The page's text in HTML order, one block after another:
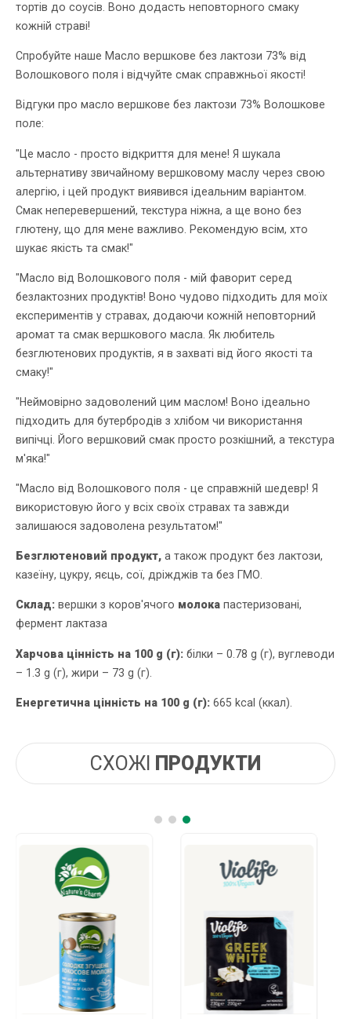
тортів до соусів. Воно додасть неповторного смаку
кожній страві!
Спробуйте наше Масло вершкове без лактози 73% від
Волошкового поля і відчуйте смак справжньої якості!
Відгуки про масло вершкове без лактози 73% Волошкове
поле:
"Це масло - просто відкриття для мене! Я шукала
альтернативу звичайному вершковому маслу через свою
алергію, і цей продукт виявився ідеальним варіантом.
Смак неперевершений, текстура ніжна, а ще воно без
глютену, що для мене важливо. Рекомендую всім, хто
шукає якість та смак!"
"Масло від Волошкового поля - мій фаворит серед
безлактозних продуктів! Воно чудово підходить для моїх
експериментів у стравах, додаючи кожній неповторний
аромат та смак вершкового масла. Як любитель
безглютенових продуктів, я в захваті від його якості та
смаку!"
"Неймовірно задоволений цим маслом! Воно ідеально
підходить для бутербродів з хлібом чи використання
випічці. Його вершковий смак просто розкішний, а текстура
м'яка!"
"Масло від Волошкового поля - це справжній шедевр! Я
використовую його у всіх своїх стравах та завжди
залишаюся задоволена результатом!"
Безглютеновий продукт, а також продукт без лактози,
казеїну, цукру, яєць, сої, дріжджів та без ГМО.
Склад: вершки з коров'ячого молока пастеризовані,
фермент лактаза
Харчова цінність на 100 g (г): білки – 0.78 g (г), вуглеводи
– 1.3 g (г), жири – 73 g (г).
Енергетична цінність на 100 g (г): 665 kcal (ккал).
СХОЖІ ПРОДУКТИ